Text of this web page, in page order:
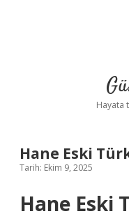
Hayata
Hane Eski
Tarih: Ekim 9, 2025
Hane Eski